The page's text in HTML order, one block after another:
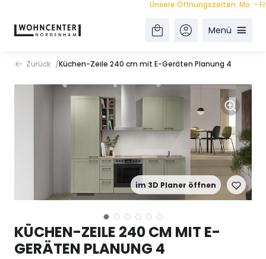
Unsere Öffnungszeiten: Mo. - Fr.
Menü
Zurück Küchen-Zeile 240 cm mit E-Geräten Planung 4
im 3D Planer öffnen
KÜCHEN-ZEILE 240 CM MIT E-
GERÄTEN PLANUNG 4